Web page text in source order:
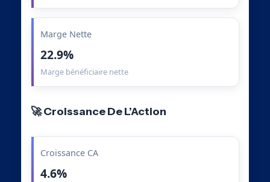
Marge Nette
22.9%
Marge bénéficiaire nette
🚀 Croissance De L’Action
Croissance CA
4.6%